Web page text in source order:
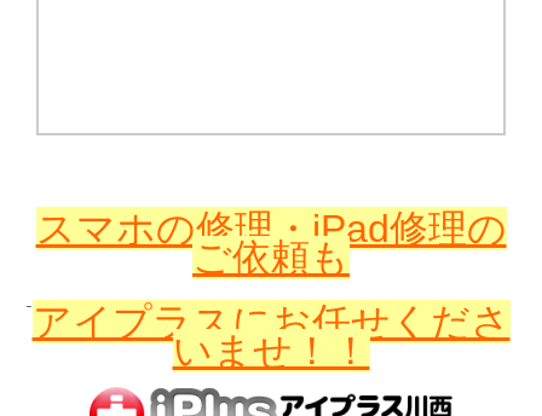
スマホの修理・iPad修理の
ご依頼も
アイプラスに お任せくださ
いませ！！